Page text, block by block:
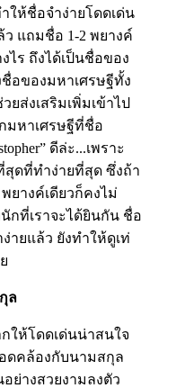
ให้ชื่อจำง่ายโดดเด่น
แถมชื่อ 1-2 พยางค์
ไร ถึงได้เป็นชื่อของ
อของมหาเศรษฐีทั้ง
ส่งเสริมเพิ่มเข้าไป
มหาเศรษฐีที่ชื่อ
ดีล่ะ...เพราะ
ดที่ทำง่ายที่สุด ซึ่งถ้า
ยางค์เดียวก็คงไม่
กที่เราจะได้ยินกัน ชื่อ
ายแล้ว ยังทำให้ดูเท่
ล
ให้โดดเด่นน่าสนใจ
ดคล้องกับนามสกุล
ย่างสวยงามลงตัว